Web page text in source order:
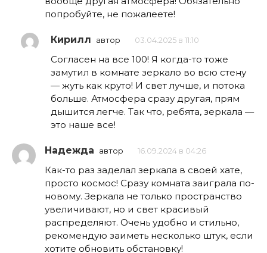
попробуйте, не пожалеете!
Кирилл автор 03.04.2025 в 11:10
Согласен на все 100! Я когда-то тоже
замутил в комнате зеркало во всю стену
— жуть как круто! И свет лучше, и потока
больше. Атмосфера сразу другая, прям
дышится легче. Так что, ребята, зеркала —
это наше все!
Надежда автор 16.09.2024 в 04:26
Как-то раз заделал зеркала в своей хате,
просто космос! Сразу комната заиграла по-
новому. Зеркала не только пространство
увеличивают, но и свет красивый
распределяют. Очень удобно и стильно,
рекомендую заиметь несколько штук, если
хотите обновить обстановку!